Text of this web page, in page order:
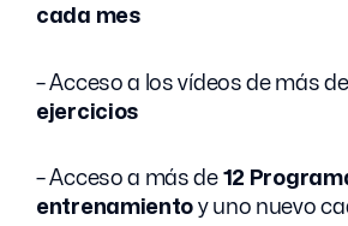
cada mes
– Acceso a los vídeos de más
ejercicios
– Acceso a más de 12
entrenamiento y uno nuevo